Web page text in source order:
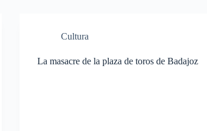
Cultura
La masacre de la plaza de toros de Badajoz